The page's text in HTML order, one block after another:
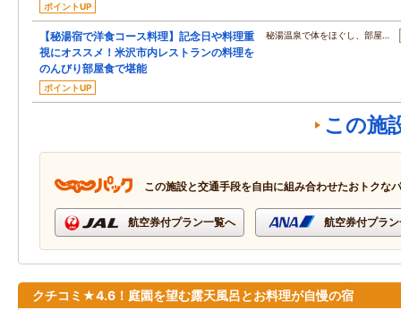
ポイントUP
【秘湯宿で洋食コース料理】記念日や料理重
視にオススメ！米沢市内レストランの料理を
のんびり部屋食で堪能
ポイントUP
秘湯温泉で体をほぐし、部屋…
この施
この施設と交通手段を自由に組み合わせたおトクな
航空券付プラン一覧へ 航空券付プラ
クチコミ★4.6！庭園を望む露天風呂とお料理が自慢の宿